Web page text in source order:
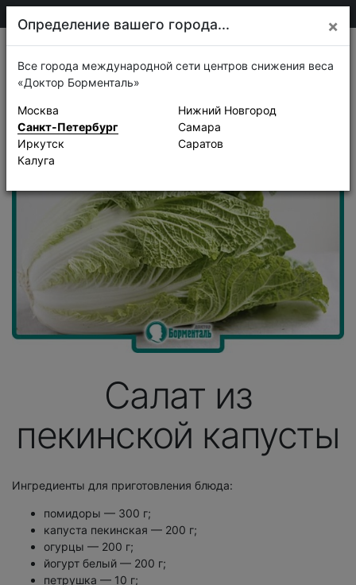
Рецепты
Салат из
пекинской капусты
Ингредиенты для приготовления блюда:
помидоры — 300 г;
капуста пекинская — 200 г;
огурцы — 200 г;
йогурт белый — 200 г;
петрушка — 10 г;
Определение вашего города... ×
Все города международной сети центров снижения веса
«Доктор Борменталь»
Москва
Санкт-Петербург
Иркутск
Калуга
Нижний Новгород
Самара
Саратов